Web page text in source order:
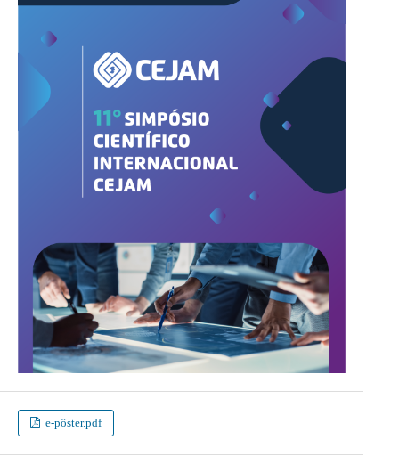
e-pôster.pdf